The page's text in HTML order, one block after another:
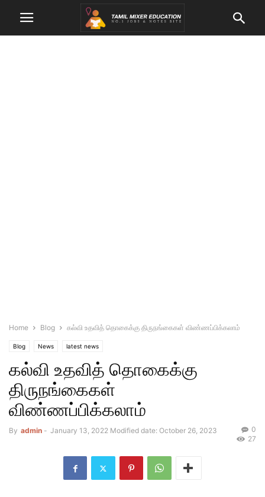
Home Blog கல்வி உதவித் தொகைக்கு திருநங்கைகள் விண்ணப்பிக்கலாம்
Blog News latest news
கல்வி உதவித் தொகைக்கு
திருநங்கைகள்
விண்ணப்பிக்கலாம்
By admin - January 13, 2022 Modified date: October 26, 2023
0
27